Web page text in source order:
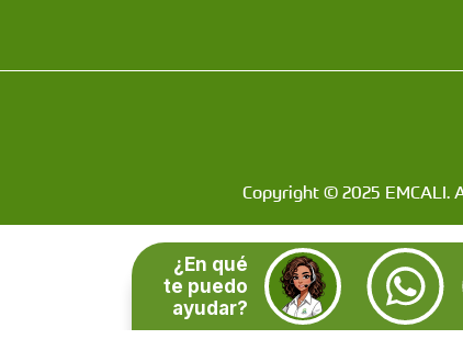
¿En qué
te puedo
ayudar?
Copyright © 2025 EMCALI.